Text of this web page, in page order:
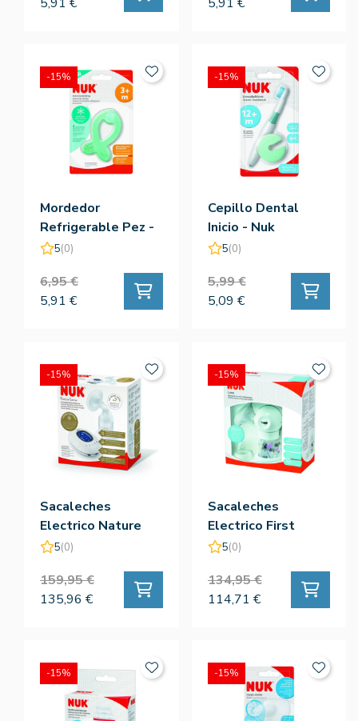
Mordedor
Refrigerable Pez -
Nuk
5(0)
6,95 €
5,91 €
-15%
Cepillo Dental
Inicio - Nuk
5(0)
5,99 €
5,09 €
-15%
Sacaleches
Electrico Nature
Sense - Nuk
5(0)
159,95 €
135,96 €
-15%
Sacaleches
Electrico First
Choice - Nuk
5(0)
134,95 €
114,71 €
-15%
-15% -15%